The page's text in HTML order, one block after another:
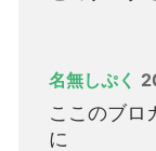
名無しぷく
ここのブロ
に